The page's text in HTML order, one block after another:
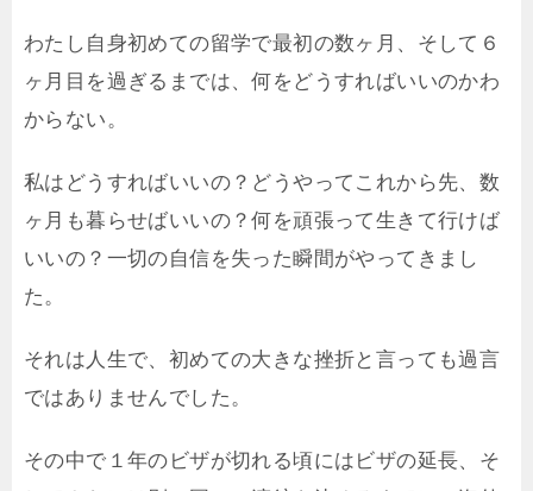
わたし自身初めての留学で最初の数ヶ月、そして６
ヶ月目を過ぎるまでは、何をどうすればいいのかわ
からない。
私はどうすればいいの？どうやってこれから先、数
ヶ月も暮らせばいいの？何を頑張って生きて行けば
いいの？一切の自信を失った瞬間がやってきまし
た。
それは人生で、初めての大きな挫折と言っても過言
ではありませんでした。
その中で１年のビザが切れる頃にはビザの延長、そ